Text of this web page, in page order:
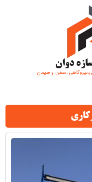
دوان
،معدن و سیمان